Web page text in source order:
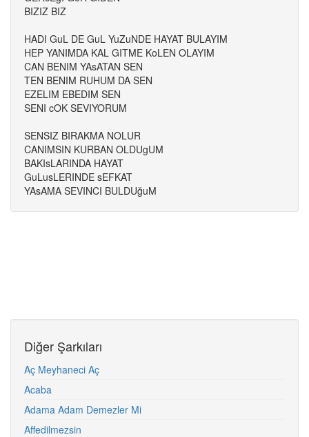
BIZIZ BIZ
HADI GuL DE GuL YuZuNDE HAYAT BULAYIM
HEP YANIMDA KAL GITME KoLEN OLAYIM
CAN BENIM YAsATAN SEN
TEN BENIM RUHUM DA SEN
EZELIM EBEDIM SEN
SENI cOK SEVIYORUM
SENSIZ BIRAKMA NOLUR
CANIMSIN KURBAN OLDUgUM
BAKIsLARINDA HAYAT
GuLusLERINDE sEFKAT
YAsAMA SEVINCI BULDUğuM
Diğer Şarkıları
Aç Meyhaneci Aç
Acaba
Adama Adam Demezler Mi
Affedilmezsin